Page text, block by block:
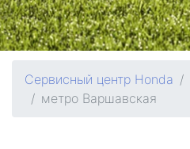
Сервисный центр Honda
метро Варшавская